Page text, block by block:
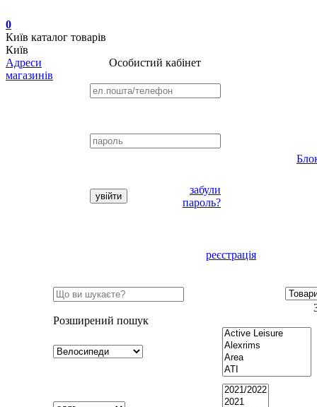
0
Київ каталог товарів
Київ
Адреси
магазинів
Особистий кабінет
забули
пароль?
реєстрація
Розширений пошук